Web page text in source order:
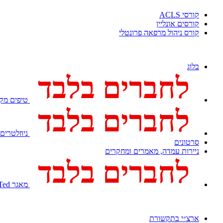
קורסי ACLS
קורסים אונליין
קורס ניהול מרפאה פרונטלי
בלוג
לחברים בלבד טיפים
לחברים בלבד
ניוזלטרים
סרטונים
ניירות עמדה, מאמרים ומחקרים
לחברים בלבד מאגר Med Ted
ארצ״י בתקשורת